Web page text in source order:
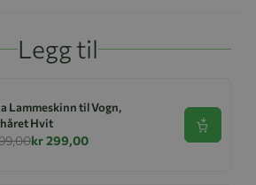
Legg til
Lammeskinn til Vogn,
Hvit
kr 299,00
Se